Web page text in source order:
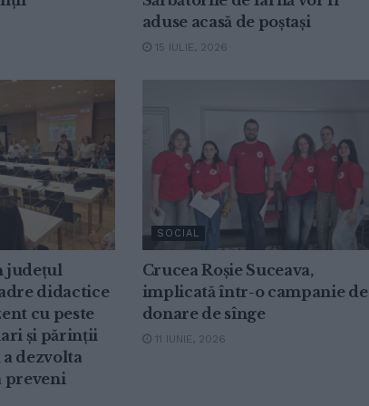
aduse acasă de poștași
15 IULIE, 2026
județul
didactice
cu peste
și părinții
dezvolta
preveni
SOCIAL
Crucea Roșie Suceava,
implicată într-o campanie de
donare de sînge
11 IUNIE, 2026